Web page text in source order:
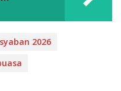
e
2026